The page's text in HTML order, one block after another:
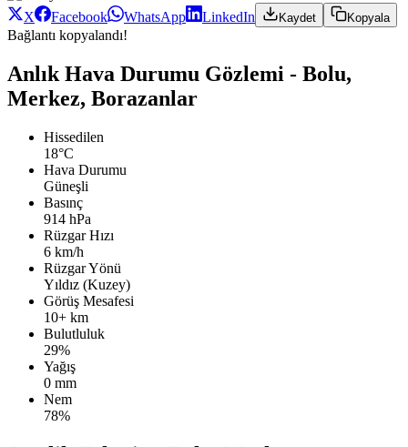
X Facebook WhatsApp LinkedIn Kaydet Kopyala
Bağlantı kopyalandı!
Anlık Hava Durumu Gözlemi - Bolu,
Merkez, Borazanlar
Hissedilen
18°C
Hava Durumu
Güneşli
Basınç
914 hPa
Rüzgar Hızı
6 km/h
Rüzgar Yönü
Yıldız (Kuzey)
Görüş Mesafesi
10+ km
Bulutluluk
29%
Yağış
0 mm
Nem
78%